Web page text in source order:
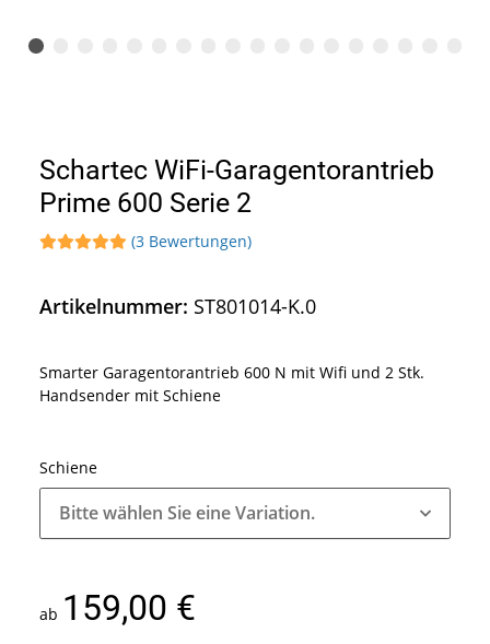
Schartec WiFi-Garagentorantrieb
Prime 600 Serie 2
(3 Bewertungen)
Artikelnummer: ST801014-K.0
Smarter Garagentorantrieb 600 N mit Wifi und 2 Stk.
Handsender mit Schiene
Schiene
Bitte wählen Sie eine Variation.
ab 159,00 €